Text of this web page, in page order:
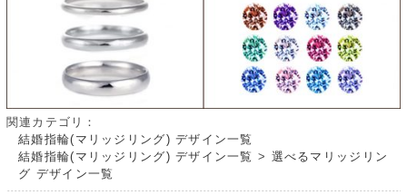
関連カテゴリ：
結婚指輪(マリッジリング) デザイン一覧
結婚指輪(マリッジリング) デザイン一覧 > 選べるマリッジリン
グ デザイン一覧